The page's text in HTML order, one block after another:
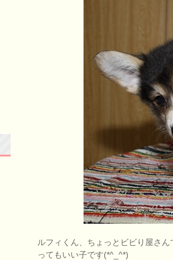
ルフィくん、ちょっとビビり屋さ
ってもいい子です(*^_^*)